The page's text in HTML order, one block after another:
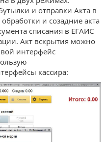
и отправки Акта в
и созадние акта
списания в ЕГАИС
Акт вскрытия можно
интерфейс
кассира: